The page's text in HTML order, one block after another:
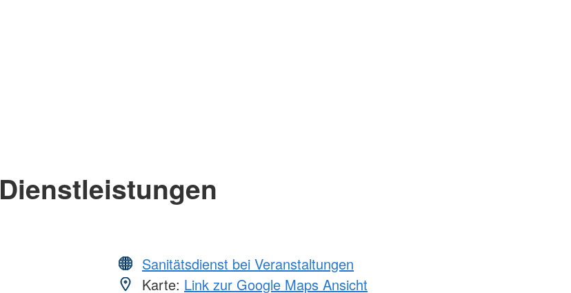
Dienstleistungen
Sanitätsdienst bei Veranstaltungen
Karte: Link zur Google Maps Ansicht